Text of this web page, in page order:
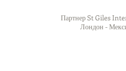
Партнер St Giles
Лондон -